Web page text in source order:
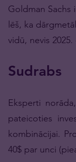
Goldman Sachs
lēš, ka
vidū, nevis
Sudrabs
Eksperti
pateicoties
kombinācijai.
40$ par unci